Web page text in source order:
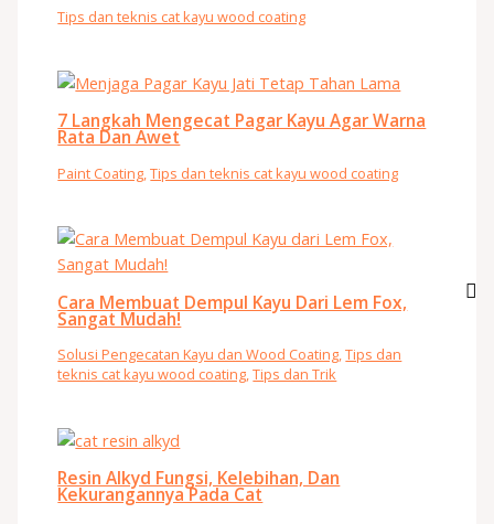
Tips dan teknis cat kayu wood coating
7 Langkah Mengecat Pagar Kayu Agar Warna
Rata Dan Awet
Paint Coating,Tips dan teknis cat kayu wood coating
Cara Membuat Dempul Kayu Dari Lem Fox,
Sangat Mudah!
Solusi Pengecatan Kayu dan Wood Coating,Tips dan
teknis cat kayu wood coating,Tips dan Trik
Resin Alkyd Fungsi, Kelebihan, Dan
Kekurangannya Pada Cat